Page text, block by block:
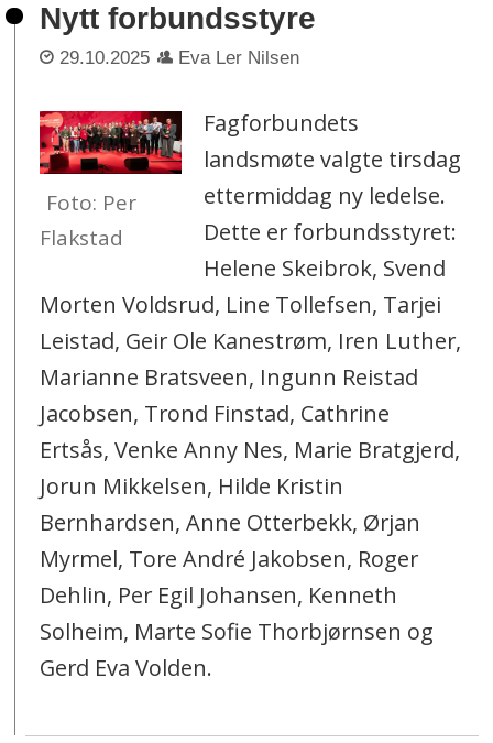
Nytt forbundsstyre
29.10.2025 Eva Ler Nilsen
Foto: Per
Flakstad
Fagforbundets
landsmøte valgte tirsdag
ettermiddag ny ledelse.
Dette er forbundsstyret:
Helene Skeibrok, Svend
Morten Voldsrud, Line Tollefsen, Tarjei
Leistad, Geir Ole Kanestrøm, Iren Luther,
Marianne Bratsveen, Ingunn Reistad
Jacobsen, Trond Finstad, Cathrine
Ertsås, Venke Anny Nes, Marie Bratgjerd,
Jorun Mikkelsen, Hilde Kristin
Bernhardsen, Anne Otterbekk, Ørjan
Myrmel, Tore André Jakobsen, Roger
Dehlin, Per Egil Johansen, Kenneth
Solheim, Marte Sofie Thorbjørnsen og
Gerd Eva Volden.